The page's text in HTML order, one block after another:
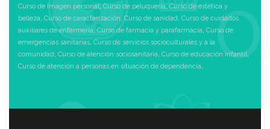
Curso de imagen personal, Curso de peluquería,Curso de estética y
belleza, Curso de caracterización,Curso de sanidad, Curso de cuidados
auxiliares de enfermería,Curso de farmacia y parafarmacia, Curso de
emergencias sanitarias, Curso de servicios socioculturales y a la
comunidad, Curso de atención sociosanitaria, Curso de educación infantil,
Curso de atención a personas en situación de dependencia,